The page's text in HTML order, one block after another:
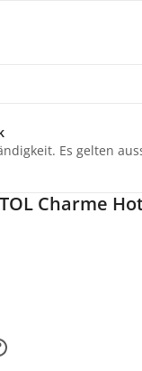
Es gelten
Charme